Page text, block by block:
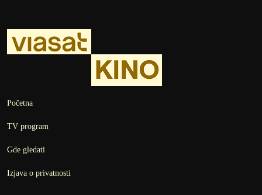
Početna
TV program
Gde gledati
Izjava o privatnosti